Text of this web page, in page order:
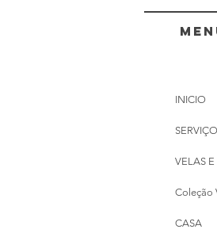
INICIO
VELAS
Coleção
CASA